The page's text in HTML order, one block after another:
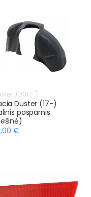
(2017-)
Duster (17-)
posparnis
€